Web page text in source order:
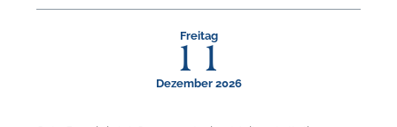
Freitag
11
Dezember 2026